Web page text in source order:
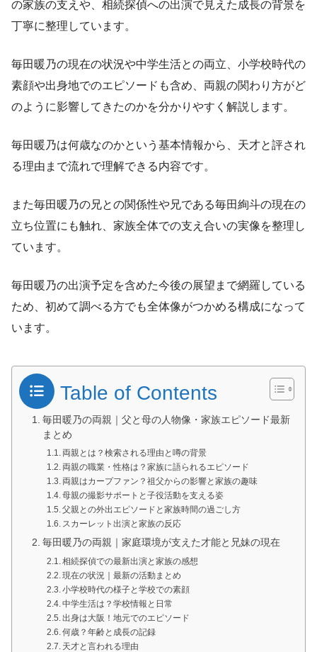
の家族の支えや、相続探偵への出演で見えた成長の背景を
丁寧に整理しています。
毎田暖乃の現在の状況や中学生活との両立、小学校時代の
素顔や出身地でのエピソードも含め、両親の関わり方がど
のように影響してきたのかを分かりやすく解説します。
毎田暖乃は何歳なのかという基本情報から、天才と評され
る理由まで流れで理解できる内容です。
また毎田暖乃の兄との関係性や兄である毎田絢斗の現在の
立ち位置にも触れ、家族全体での支え合いの実像を整理し
ています。
毎田暖乃の出演予定を含めた今後の展望まで網羅している
ため、初めて調べる方でも全体像がつかめる構成になって
います。
Table of Contents
毎田暖乃の両親｜父と母の人物像・家族エピソード最新
まとめ
両親とは？検索される理由と噂の背景
両親の職業・性格は？家族に語られるエピソード
両親はカープファン？祖父からの影響と家族の趣味
母親の撮影サポートと子役活動を支える姿
父親との外出エピソードと家族時間の過ごし方
スカーレット出演と家族の反応
毎田暖乃の両親｜家庭環境が支えた才能と兄妹の現在
相続探偵での最新出演と家族の感想
現在の状況｜最新の活動まとめ
小学校時代の様子と学校での素顔
中学生活は？学校情報と日常
出身は大阪！地元でのエピソード
何歳？年齢と成長の記録
天才と言われる理由